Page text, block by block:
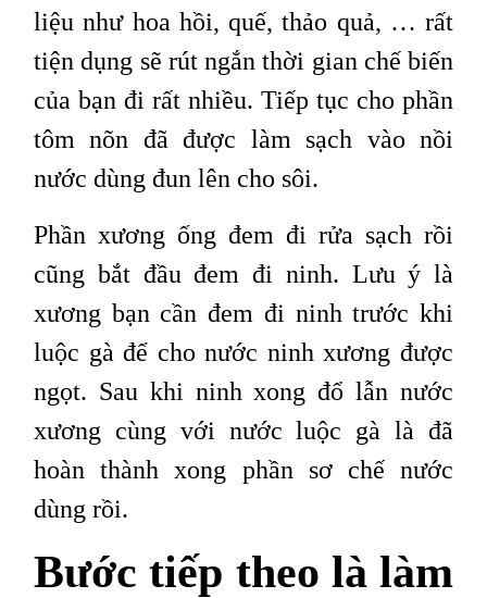
liệu như hoa hồi, quế, thảo quả, … rất
tiện dụng sẽ rút ngắn thời gian chế biến
của bạn đi rất nhiều. Tiếp tục cho phần
tôm nõn đã được làm sạch vào nồi
nước dùng đun lên cho sôi.
Phần xương ống đem đi rửa sạch rồi
cũng bắt đầu đem đi ninh. Lưu ý là
xương bạn cần đem đi ninh trước khi
luộc gà để cho nước ninh xương được
ngọt. Sau khi ninh xong đổ lẫn nước
xương cùng với nước luộc gà là đã
hoàn thành xong phần sơ chế nước
dùng rồi.
Bước tiếp theo là làm